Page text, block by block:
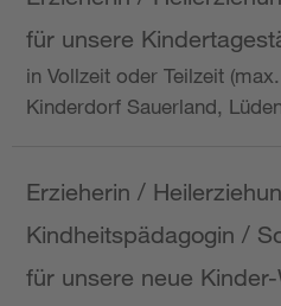
für unsere
in Vollzeit oder Teilzeit
Kinderdorf Sauerland,
Erzieherin /
Kindheitspädagogin /
für unsere neue